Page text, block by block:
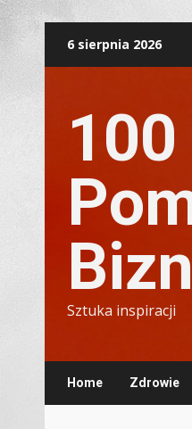
6 sierpnia 2026
100
Sztuka inspiracji
Home Zdrowie